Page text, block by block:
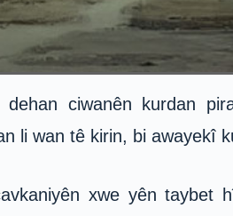
dehan ciwanên kurdan
li wan tê kirin, bi awayekî
xwe yên taybet